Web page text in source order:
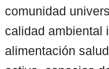
comunidad
calidad ambiental
alimentación